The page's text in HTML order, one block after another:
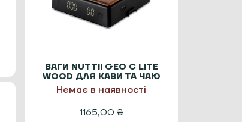
ВАГИ NUTTII GEO C LITE
WOOD ДЛЯ КАВИ ТА ЧАЮ
Немає в наявності
1165,00 ₴